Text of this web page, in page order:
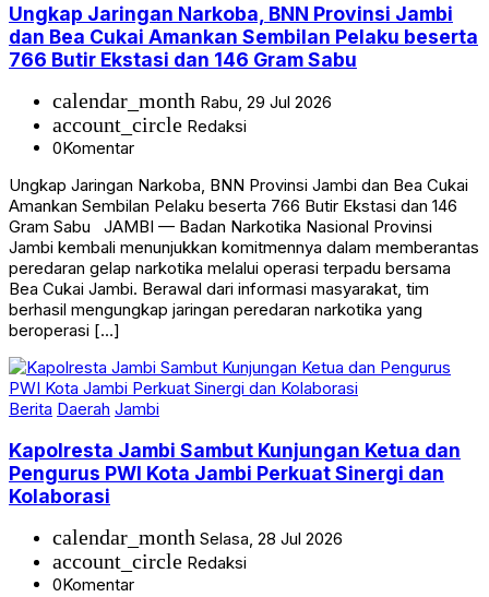
Ungkap Jaringan Narkoba, BNN Provinsi Jambi
dan Bea Cukai Amankan Sembilan Pelaku beserta
766 Butir Ekstasi dan 146 Gram Sabu
calendar_month Rabu, 29 Jul 2026
account_circle Redaksi
0Komentar
Ungkap Jaringan Narkoba, BNN Provinsi Jambi dan Bea Cukai
Amankan Sembilan Pelaku beserta 766 Butir Ekstasi dan 146
Gram Sabu JAMBI — Badan Narkotika Nasional Provinsi
Jambi kembali menunjukkan komitmennya dalam memberantas
peredaran gelap narkotika melalui operasi terpadu bersama
Bea Cukai Jambi. Berawal dari informasi masyarakat, tim
berhasil mengungkap jaringan peredaran narkotika yang
beroperasi […]
Berita Daerah Jambi
Kapolresta Jambi Sambut Kunjungan Ketua dan
Pengurus PWI Kota Jambi Perkuat Sinergi dan
Kolaborasi
calendar_month Selasa, 28 Jul 2026
account_circle Redaksi
0Komentar